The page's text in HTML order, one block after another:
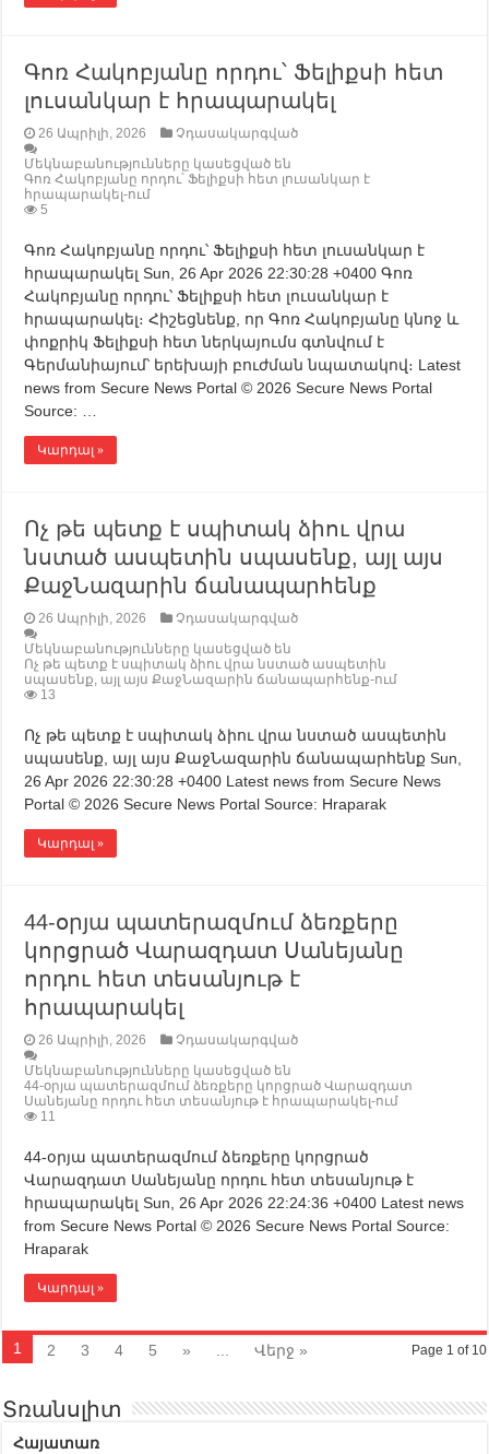
Գոռ Հակոբյանը որդու՝ Ֆելիքսի հետ
լուսանկար է հրապարակել
26 Ապրիլի, 2026
Չդասակարգված
Մեկնաբանությունները կասեցված են
Գոռ Հակոբյանը որդու՝ Ֆելիքսի հետ լուսանկար է
հրապարակել-ում
5
Գոռ Հակոբյանը որդու՝ Ֆելիքսի հետ լուսանկար է
հրապարակել Sun, 26 Apr 2026 22:30:28 +0400 Գոռ
Հակոբյանը որդու՝ Ֆելիքսի հետ լուսանկար է
հրապարակել։ Հիշեցնենք, որ Գոռ Հակոբյանը կնոջ և
փոքրիկ Ֆելիքսի հետ ներկայումս գտնվում է
Գերմանիայում՝ երեխայի բուժման նպատակով։ Latest
news from Secure News Portal © 2026 Secure News Portal
Source: …
Կարդալ »
Ոչ թե պետք է սպիտակ ձիու վրա
նստած ասպետին սպասենք, այլ այս
ՔաջՆազարին ճանապարհենք
26 Ապրիլի, 2026
Չդասակարգված
Մեկնաբանությունները կասեցված են
Ոչ թե պետք է սպիտակ ձիու վրա նստած ասպետին
սպասենք, այլ այս ՔաջՆազարին ճանապարհենք-ում
13
Ոչ թե պետք է սպիտակ ձիու վրա նստած ասպետին
սպասենք, այլ այս ՔաջՆազարին ճանապարհենք Sun,
26 Apr 2026 22:30:28 +0400 Latest news from Secure News
Portal © 2026 Secure News Portal Source: Hraparak
Կարդալ »
44-օրյա պատերազմում ձեռքերը
կորցրած Վարազդատ Սանեյանը
որդու հետ տեսանյութ է
հրապարակել
26 Ապրիլի, 2026
Չդասակարգված
Մեկնաբանությունները կասեցված են
44-օրյա պատերազմում ձեռքերը կորցրած Վարազդատ
Սանեյանը որդու հետ տեսանյութ է հրապարակել-ում
11
44-օրյա պատերազմում ձեռքերը կորցրած
Վարազդատ Սանեյանը որդու հետ տեսանյութ է
հրապարակել Sun, 26 Apr 2026 22:24:36 +0400 Latest news
from Secure News Portal © 2026 Secure News Portal Source:
Hraparak
Կարդալ »
Page 1 of 10
1 2 3 4 5 » ... Վերջ »
Տռանսլիտ
Հայատառ